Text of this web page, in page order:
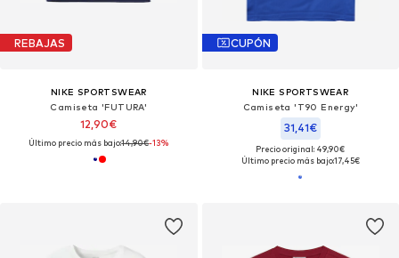
REBAJAS
NIKE SPORTSWEAR
Camiseta 'FUTURA'
12,90€
Último precio más bajo:14,90€-13%
CUPÓN
NIKE SPORTSWEAR
Camiseta 'T90 Energy'
31,41€
Precio original: 49,90€
Último precio más bajo:17,45€